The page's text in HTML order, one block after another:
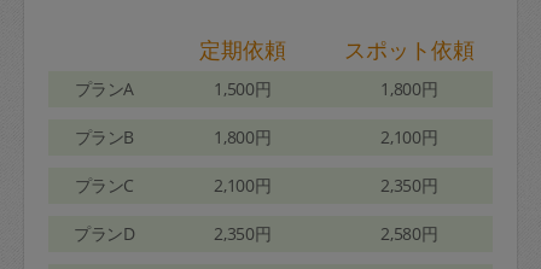
定期依頼 スポット依頼
プランA 1,500円 1,800円
プランB 1,800円 2,100円
プランC 2,100円 2,350円
プランD 2,350円 2,580円